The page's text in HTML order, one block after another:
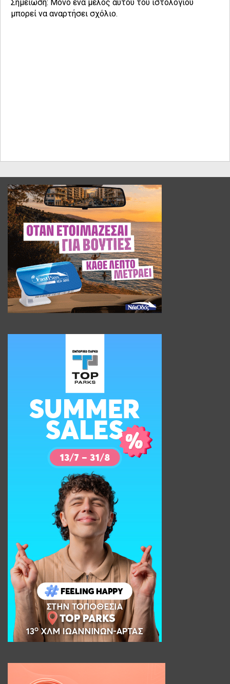
Σημείωση: Μόνο ένα μέλος αυτού του ιστολογίου
μπορεί να αναρτήσει σχόλιο.